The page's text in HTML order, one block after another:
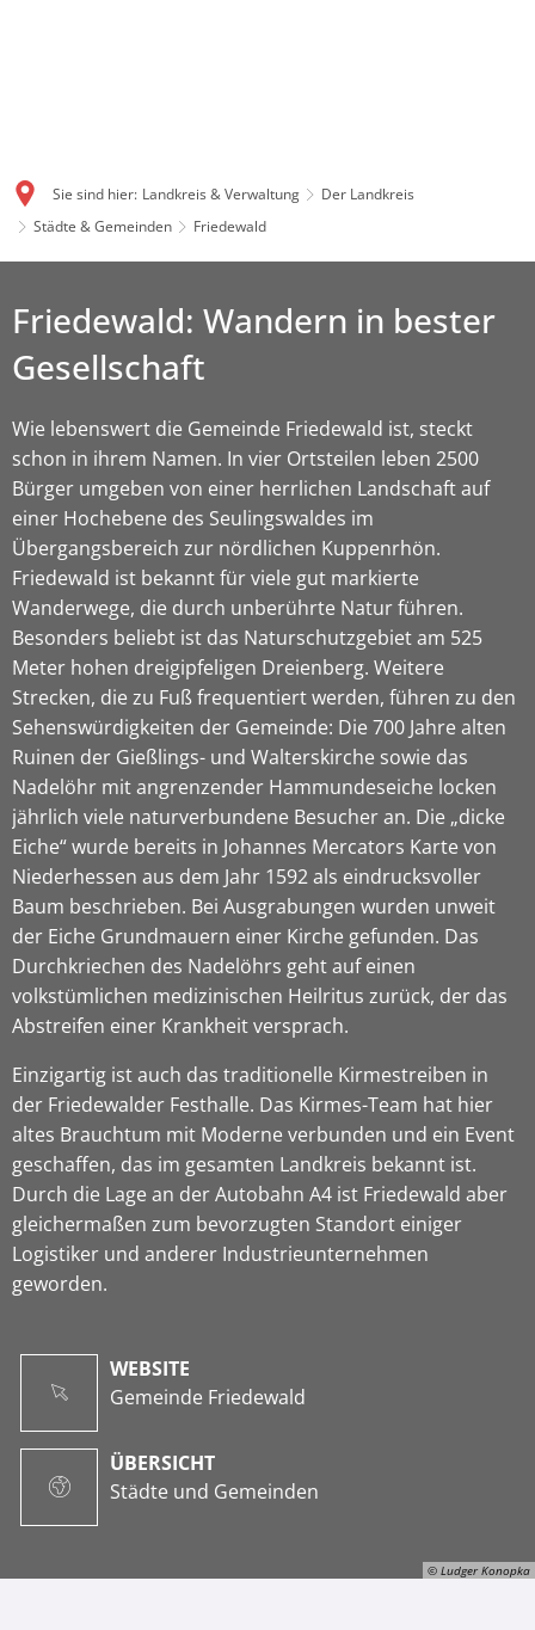
Sie sind hier: Landkreis & Verwaltung
Der Landkreis
Städte & Gemeinden
Friedewald
© Ludger Konopka
Friedewald: Wandern in bester
Gesellschaft
Wie lebenswert die Gemeinde Friedewald ist, steckt
schon in ihrem Namen. In vier Ortsteilen leben 2500
Bürger umgeben von einer herrlichen Landschaft auf
einer Hochebene des Seulingswaldes im
Übergangsbereich zur nördlichen Kuppenrhön.
Friedewald ist bekannt für viele gut markierte
Wanderwege, die durch unberührte Natur führen.
Besonders beliebt ist das Naturschutzgebiet am 525
Meter hohen dreigipfeligen Dreienberg. Weitere
Strecken, die zu Fuß frequentiert werden, führen zu den
Sehenswürdigkeiten der Gemeinde: Die 700 Jahre alten
Ruinen der Gießlings- und Walterskirche sowie das
Nadelöhr mit angrenzender Hammundeseiche locken
jährlich viele naturverbundene Besucher an. Die „dicke
Eiche“ wurde bereits in Johannes Mercators Karte von
Niederhessen aus dem Jahr 1592 als eindrucksvoller
Baum beschrieben. Bei Ausgrabungen wurden unweit
der Eiche Grundmauern einer Kirche gefunden. Das
Durchkriechen des Nadelöhrs geht auf einen
volkstümlichen medizinischen Heilritus zurück, der das
Abstreifen einer Krankheit versprach.
Einzigartig ist auch das traditionelle Kirmestreiben in
der Friedewalder Festhalle. Das Kirmes-Team hat hier
altes Brauchtum mit Moderne verbunden und ein Event
geschaffen, das im gesamten Landkreis bekannt ist.
Durch die Lage an der Autobahn A4 ist Friedewald aber
gleichermaßen zum bevorzugten Standort einiger
Logistiker und anderer Industrieunternehmen
geworden.
WEBSITE
Gemeinde Friedewald
ÜBERSICHT
Städte und Gemeinden